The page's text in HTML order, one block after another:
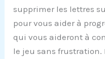
supprimer les lettres
pour vous aider à
qui vous aideront à
le jeu sans frustration.